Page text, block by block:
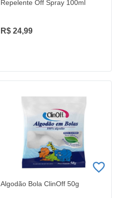
Repelente Off Spray 100ml
R$ 24,99
Algodão Bola ClinOff 50g